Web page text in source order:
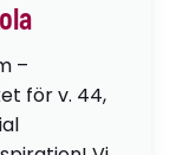
–
för v. 44,